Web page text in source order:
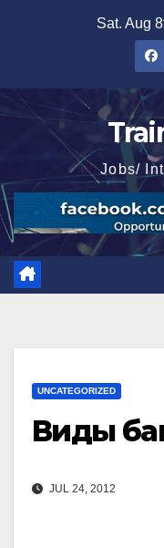
Sat. Aug
Jobs/
UNCATEGORIZED
Виды
JUL 24, 2012